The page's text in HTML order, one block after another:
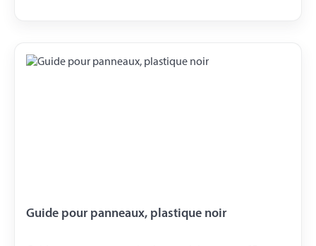
Guide pour panneaux, plastique noir